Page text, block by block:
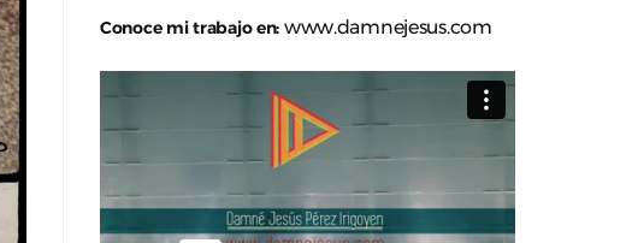
Conoce mi trabajo en: www.damnejesus.com